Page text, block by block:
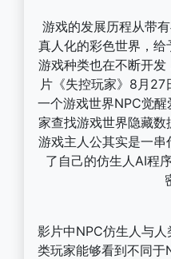
游戏的发展历程从带
真人化的彩色世界，给
游戏种类也在不断开
片《失控玩家》8月27
一个游戏世界NPC觉
家查找游戏世界隐藏数
游戏主人公其实是一
了自己的仿生人AI程
影片中NPC仿生人与
类玩家能够看到不同于